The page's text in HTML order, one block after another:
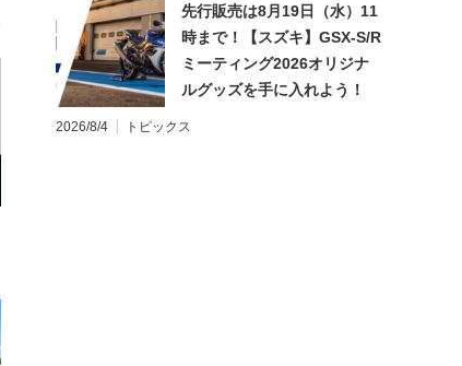
先行販売は8月19日（水）11
時まで！【スズキ】GSX-S/R
ミーティング2026オリジナ
ルグッズを手に入れよう！
2026/8/4 トピックス